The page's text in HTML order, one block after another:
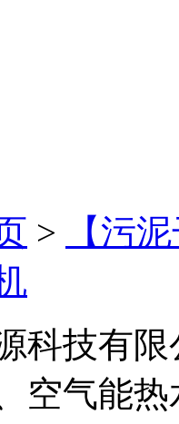
>
【污
科技有
空气能